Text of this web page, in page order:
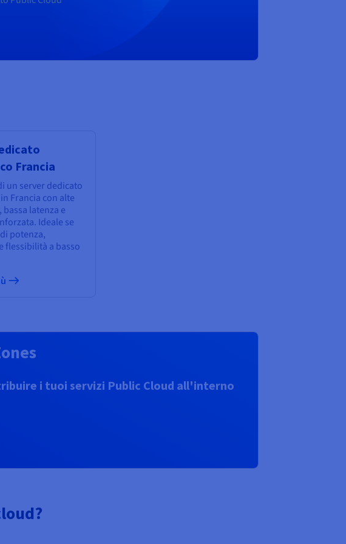
Francia
un server dedicato
Francia con alte
latenza e
Ideale se
potenza,
flessibilità a basso
i tuoi servizi Public Cloud all'interno